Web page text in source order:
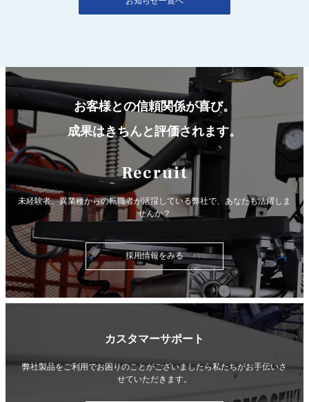
お客様との信頼関係が喜び。
成果はきちんと評価されます。
Recruit
未経験者、異業種からの転職者が活躍している弊社で、 あなたも活躍しま
せんか？
採用情報をみる
カスタマーサポート
弊社製品をご利用でお困りのことがございましたら私たちがお手伝いさ
せていただきます。